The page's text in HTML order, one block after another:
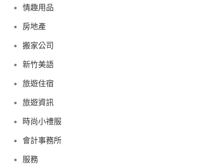
情趣用品
房地產
搬家公司
新竹美語
旅遊住宿
旅遊資訊
時尚小禮服
會計事務所
服務